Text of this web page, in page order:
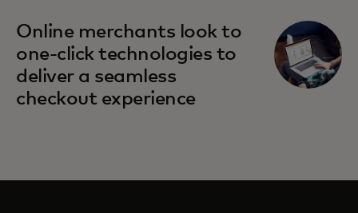
Online merchants look to
one-click technologies to
deliver a seamless
checkout experience
se abre en una pestaña nueva